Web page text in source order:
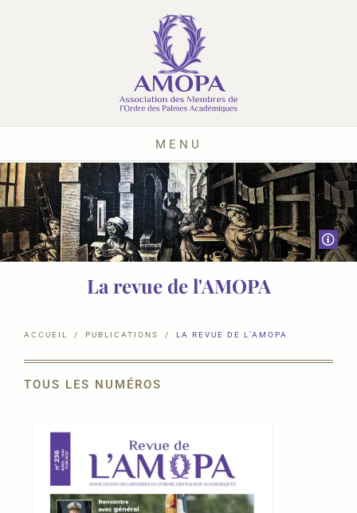
MENU
La revue de l'AMOPA
ACCUEIL PUBLICATIONS LA REVUE DE L’AMOPA
TOUS LES NUMÉROS